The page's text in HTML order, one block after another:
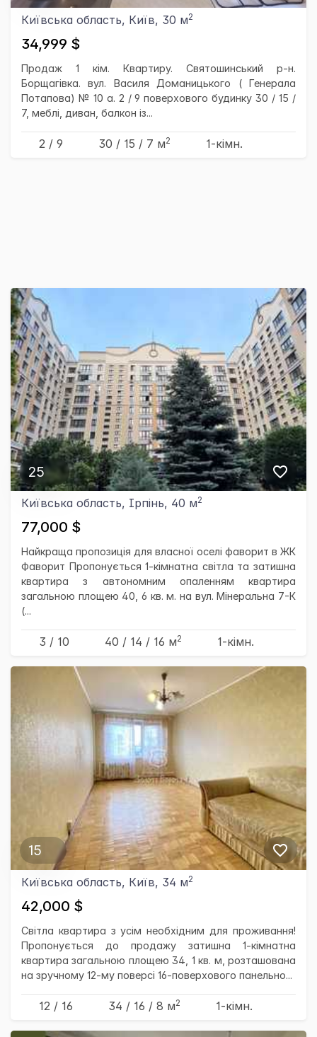
Київська область, Київ, 30 м2
34,999 $
Продаж 1 кім. Квартиру. Святошинський р-н.
Борщагівка. вул. Василя Доманицького ( Генерала
Потапова) № 10 а. 2 / 9 поверхового будинку 30 / 15 /
7, меблі, диван, балкон із...
2 / 9 30 / 15 / 7 м2 1-кімн.
25
Київська область, Ірпінь, 40 м2
77,000 $
Найкраща пропозиція для власної оселі фаворит в ЖК
Фаворит Пропонується 1-кімнатна світла та затишна
квартира з автономним опаленням квартира
загальною площею 40, 6 кв. м. на вул. Мінеральна 7-К
(...
3 / 10 40 / 14 / 16 м2 1-кімн.
15
Київська область, Київ, 34 м2
42,000 $
Світла квартира з усім необхідним для проживання!
Пропонується до продажу затишна 1-кімнатна
квартира загальною площею 34, 1 кв. м, розташована
на зручному 12-му поверсі 16-поверхового панельно...
12 / 16 34 / 16 / 8 м2 1-кімн.